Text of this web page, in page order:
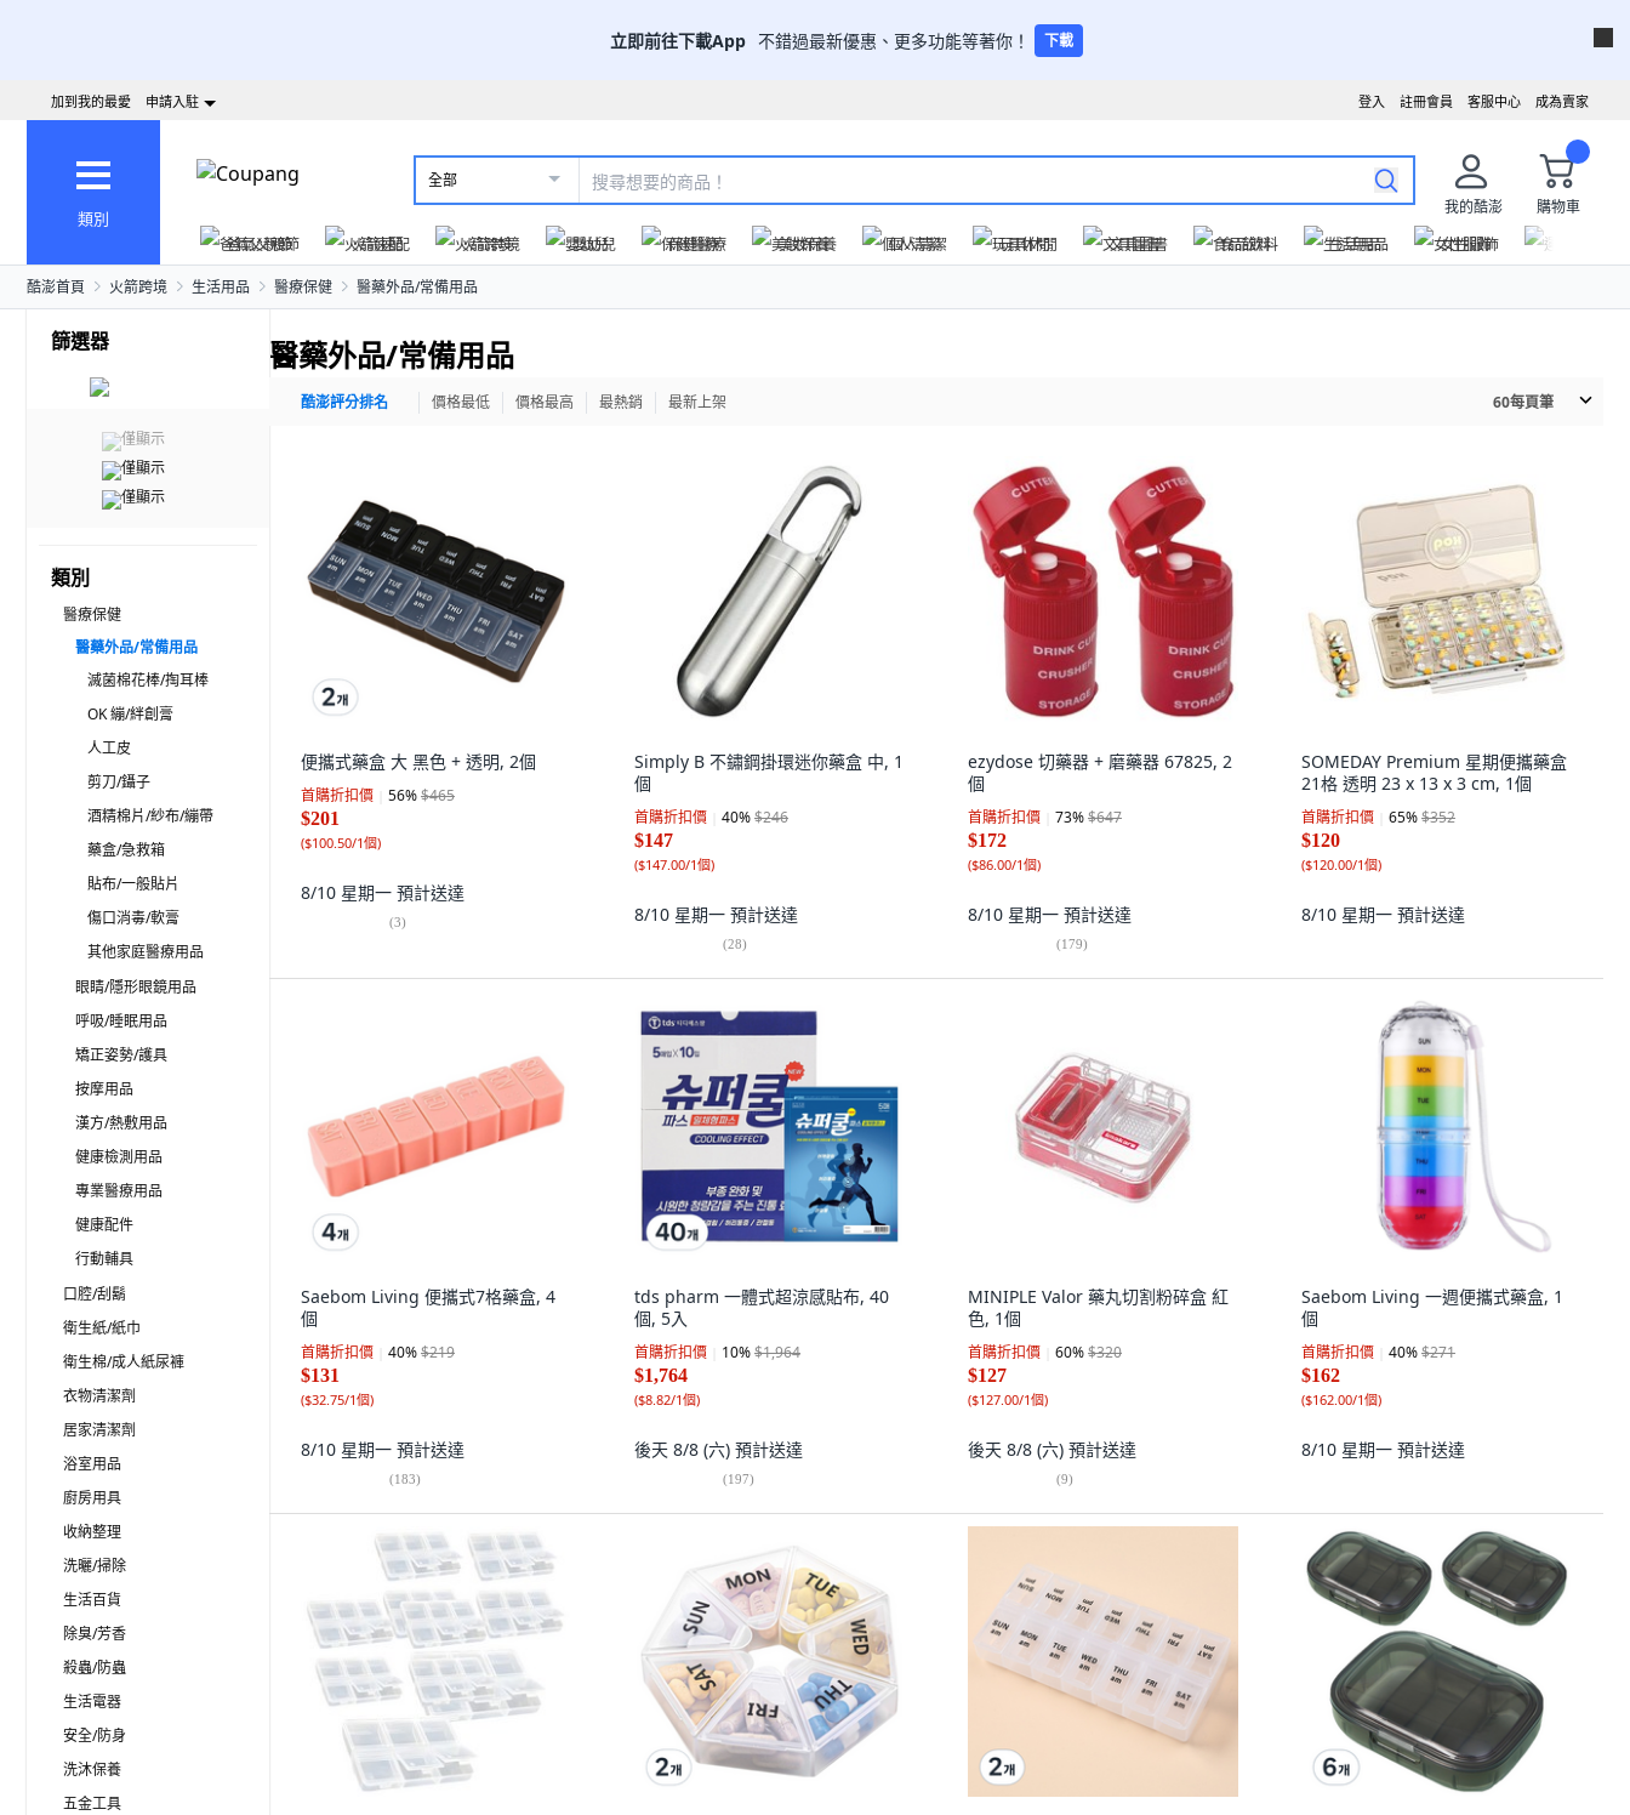
立即前往下載App 不錯過最新優惠、更多功能等著你！ 下載
成為賣家
客服中心
註冊會員
登入
加到我的最愛 申請入駐
類別
全部
我的酷澎
購物車
爸氣父親節
火箭速配 火箭跨境 嬰幼兒 保健醫療 美妝保養 個人清潔 玩具休閒 文具圖書 食品飲料 生活用品 女性服飾
酷澎首頁 火箭跨境 生活用品 醫療保健 醫藥外品/常備用品
篩選器
僅顯示
僅顯示
僅顯示
類別
醫療保健
醫藥外品/常備用品
滅菌棉花棒/掏耳棒
OK 繃/絆創膏
人工皮
剪刀/鑷子
酒精棉片/紗布/繃帶
藥盒/急救箱
貼布/一般貼片
傷口消毒/軟膏
其他家庭醫療用品
眼睛/隱形眼鏡用品
呼吸/睡眠用品
矯正姿勢/護具
按摩用品
漢方/熱敷用品
健康檢測用品
專業醫療用品
健康配件
行動輔具
口腔/刮鬍
衛生紙/紙巾
衛生棉/成人紙尿褲
衣物清潔劑
居家清潔劑
浴室用品
廚房用具
收納整理
洗曬/掃除
生活百貨
除臭/芳香
殺蟲/防蟲
生活電器
安全/防身
洗沐保養
五金工具
醫藥外品/常備用品
酷澎評分排名 價格最低 價格最高 最熱銷 最新上架 60每頁筆
便攜式藥盒 大 黑色 + 透明, 2個
首購折扣價 56%$465
$201
($100.50/1個)
8/10 星期一 預計送達
(3)
Simply B 不鏽鋼掛環迷你藥盒 中, 1
個
首購折扣價 40%$246
$147
($147.00/1個)
8/10 星期一 預計送達
(28)
ezydose 切藥器 + 磨藥器 67825, 2
個
首購折扣價 73%$647
$172
($86.00/1個)
8/10 星期一 預計送達
(179)
SOMEDAY Premium 星期便攜藥盒
21格 透明 23 x 13 x 3 cm, 1個
首購折扣價 65%$352
$120
($120.00/1個)
8/10 星期一 預計送達
Saebom Living 便攜式7格藥盒, 4
個
首購折扣價 40%$219
$131
($32.75/1個)
8/10 星期一 預計送達
(183)
tds pharm 一體式超涼感貼布, 40
個, 5入
首購折扣價 10%$1,964
$1,764
($8.82/1個)
後天 8/8 (六) 預計送達
(197)
MINIPLE Valor 藥丸切割粉碎盒 紅
色, 1個
首購折扣價 60%$320
$127
($127.00/1個)
後天 8/8 (六) 預計送達
(9)
Saebom Living 一週便攜式藥盒, 1
個
首購折扣價 40%$271
$162
($162.00/1個)
8/10 星期一 預計送達